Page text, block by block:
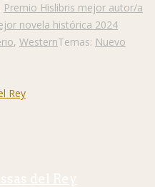
Premio Hislibris mejor autor/a
novela histórica 2024
, WesternTemas: Nuevo
del Rey